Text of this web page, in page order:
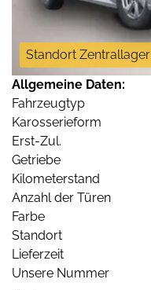
Standort Zentrallager
Allgemeine Daten:
Fahrzeugtyp
Karosserieform
Erst-Zul.
Getriebe
Kilometerstand
Anzahl der Türen
Farbe
Standort
Lieferzeit
Unsere Nummer